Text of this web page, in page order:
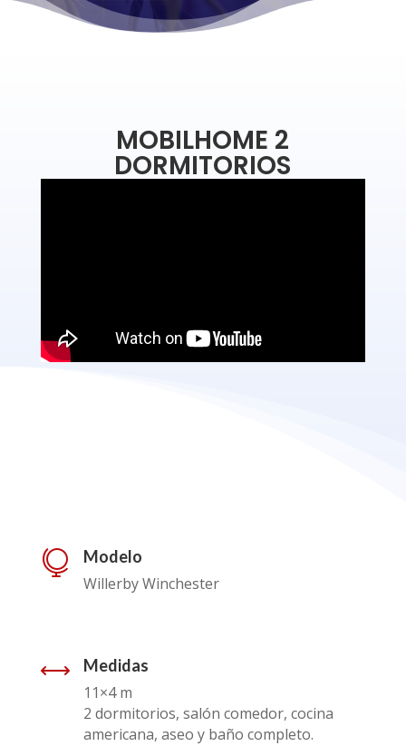
MOBILHOME 2
DORMITORIOS

Modelo
Willerby Winchester
,
Medidas
11×4 m
2 dormitorios, salón comedor, cocina
americana, aseo y baño completo.